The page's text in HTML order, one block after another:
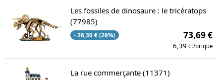
Les fossiles de dinosaure : le tricératops
(77985)
- 26,30 € (26%) 73,69 €
6,39 ct/brique
La rue commerçante (11371)